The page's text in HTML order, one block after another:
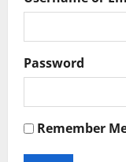
Password
Remember